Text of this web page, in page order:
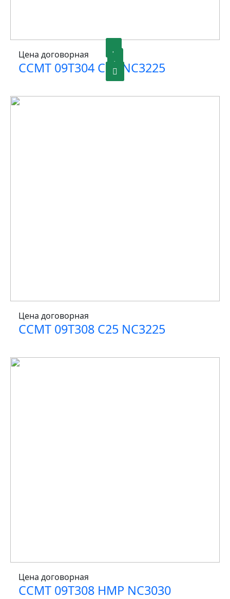
Цена договорная
CCMT 09T304 C25 NC3225
Цена договорная
CCMT 09T308 C25 NC3225
Цена договорная
CCMT 09T308 HMP NC3030